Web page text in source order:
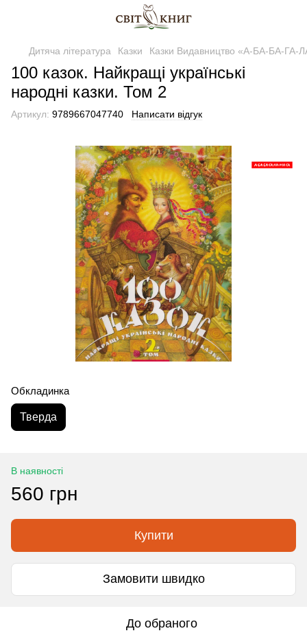
Дитяча література Казки Казки Видавництво «А-БА-БА-ГА-
100 казок. Найкращі українські
народні казки. Том 2
Артикул: 9789667047740 Написати відгук
Обкладинка
Тверда
В наявності
560 грн
Купити
Замовити швидко
До обраного